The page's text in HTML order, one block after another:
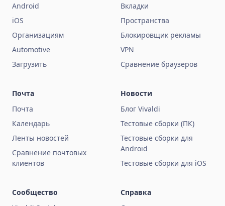
Android
iOS
Организациям
Automotive
Загрузить
Вкладки
Пространства
Блокировщик рекламы
VPN
Сравнение браузеров
Почта
Почта
Календарь
Ленты новостей
Сравнение почтовых
клиентов
Новости
Блог Vivaldi
Тестовые сборки (ПК)
Тестовые сборки для
Android
Тестовые сборки для iOS
Сообщество
Справка